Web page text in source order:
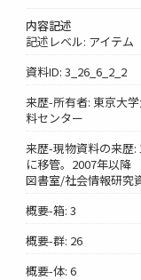
内容記述
記述レベル: アイテム
資料ID: 3_26_6_2_2
来歴-所有者: 東京大
料センター
来歴-現物資料の来歴
に移管。2007年以降
図書室/社会情報研究
概要-箱: 3
概要-群: 26
概要-体: 6